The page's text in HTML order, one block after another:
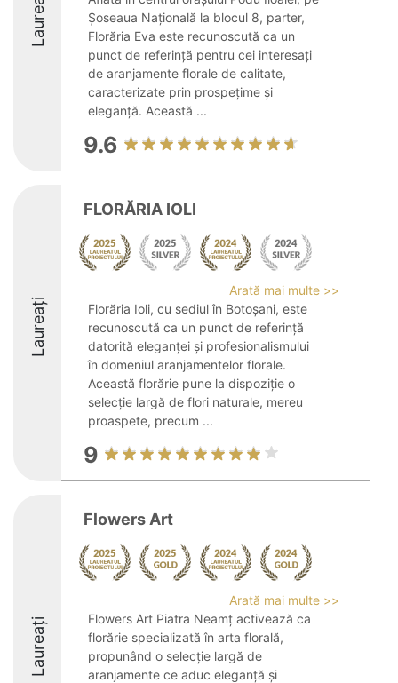
Laureați
Șoseaua Națională la blocul 8, parter,
Florăria Eva este recunoscută ca un
punct de referință pentru cei interesați
de aranjamente florale de calitate,
caracterizate prin prospețime și
eleganță. Această ...
9.6
Laureați
FLORĂRIA IOLI
Arată mai multe >>
Florăria Ioli, cu sediul în Botoșani, este
recunoscută ca un punct de referință
datorită eleganței și profesionalismului
în domeniul aranjamentelor florale.
Această florărie pune la dispoziție o
selecție largă de flori naturale, mereu
proaspete, precum ...
9
Laureați
Flowers Art
Arată mai multe >>
Flowers Art Piatra Neamț activează ca
florărie specializată în arta florală,
propunând o selecție largă de
aranjamente ce aduc eleganță și